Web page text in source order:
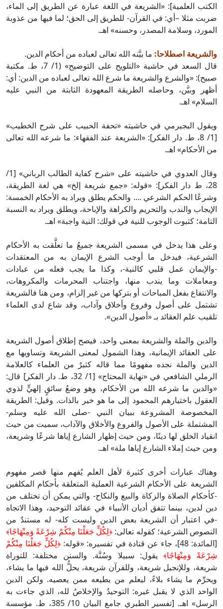
الكتب العلمية]: «الشريعة في اللغة عبارة عن الطريق إلى الماء،
ضربت مثلا –أي: في القرآن- للطريق إلى الحق؛ لما فيها من عذوبة
المورد، وسلامة المصدر، وحسنه» اهـ.
والشريعة اصطلاحا: ما بيَّنه الله تعالى لعباده من أحكام الدين.
قال السعد في حاشية «التلويح على التوضيح» (1/ 7، ط. مكتبة
صبيح): «والشرع والشريعة ما شرع الله تعالى لعباده من الدين: أي:
أظهر وبيَّن، وحاصله الطريقة المعهودة الثابتة من النبي عليه
السلام» اهـ.
ويقول البجيرمي في حاشيته «تحفة الحبيب على شرح الخطيب»
[1/ 8، ط. دار الفكر]: «الشريعة عند الفقهاء: ما شرعه الله تعالى
من الأحكام» اهـ.
وقال العدوي في حاشيته على «شرح كفاية الطالب الرباني» [1/
28، ط دار الفكر]: «قوله: «جمع شريعة إلخ» هي لغة الطريقة،
وشرعًا الحكم الشرعي .... والحكم يطلق ويراد به الأحكام الخمسة:
الإيجاب والندب والتحريم والكراهة والإباحة، ويطلق ويراد به النسبة
التامة؛ كثبوت الوجوب للنية في قولك: النية واجبة» اهـ.
وعلى هذا يدخل في مسمى الشريعة جميعُ ما تعلَّقت به الأحكام
الشرعية، فيدخل ما أوجب الشرع الإيمان به من المعتقدات
-والإيمان عمل قلبي كالنية-، وكذا ما يجب فعله من عبادات
ومعاملات وما يندب منها، واجتناب المحرمات والمكروهات،
والانتفاع بفعل المباحات أو بتركها من غير إلزام، ومن هنا فالشريعة
تشتمل على أصول وفروع وأخلاق وآداب، وقد شاع لدى العلماء
تلقيب علم العقائد بـ «أصول الدين».
والدين والملة والشريعة بمعنى واحد، فيصح إطلاق أصول الشريعة
على العقائد الإيمانية، وهذا الشمول لمعنى الشريعة وتساويها مع
الدين والملة نجده مفهومًا مما قاله كثيرٌ من العلماء كالعلامة
الرملي الشافعي في «نهاية المحتاج» [1/ 32، ط. دار الفكر] قال:
«والدين ما شرعه الله من الأحكام، وهو وضعُ سائقٍ إلهيٍّ لذوي
العقول باختيارهم المحمود إلى ما هو خير بالذات. وقيل: الطريقة
المخصوصة المشروعة ببيان النبي -صلى الله عليه وسلم-
المشتملة على الأصول والفروع والأخلاق والآداب، سميت من حيث
انقياد الخلق لها دينًا، ومن حيث إظهار الشارع إياها شرعًا وشريعة،
ومن حيث إملاء الشارع إياها ملة» اهـ.
وهناك عبارات أخرى كثيرة لأهل العلم يُفهم منها قصر مفهوم
الشريعة على الأحكام الشرعية العملية المتعلقة بأحكام المكلفين
-كأحكام الصلاة والزكاة والبيع والنكاح- والتي يمكن أن تختلف من
دين لدين، بينما تتفق أديان الأنبياء في عقائد التوحيد، وهذا الاتجاه
-في اعتبار أن الشريعة بعض الدين وليست كله- له مستندٌ من
النصوص الشرعية؛ كقوله تعالى: ﴿لِكُلٍّ جَعَلْنَا مِنْكُمْ شِرْعَةً وَمِنْهَاجًا﴾
[المائدة: 48]، جاء عن قتادة في تفسيره: «قوله:
﴿لِكُلٍّ جَعَلْنَا مِنْكُمْ
شِرْعَةً وَمِنْهَاجًا﴾ يقول: سبيلا وسُنَّة. والسنن مختلفة: للتوراة
شريعة، وللإنجيل شريعة، وللقرآن شريعة، يحلُّ الله فيها ما يشاء،
ويحرِّم ما يشاء بلاءً، ليعلم من يطيعه ممن يعصيه. ولكن الدين
الواحد الذي لا يقبل غيره: التوحيدُ والإخلاصُ لله، الذي جاءت به
الرسل» اهـ. [تفسير الطبري جامع البيان 10/ 385، ط. مؤسسة